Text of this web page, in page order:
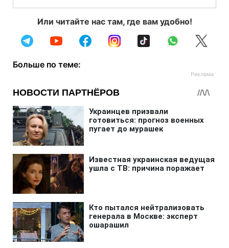
Или читайте нас там, где вам удобно!
Больше по теме: